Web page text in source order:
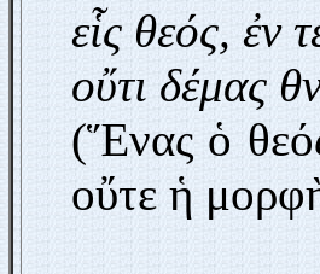
εἷς θεός, ἐν
οὔτι δέμας
(Ἕνας ὁ
οὔτε ἡ